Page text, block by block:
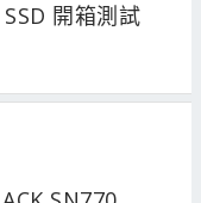
開箱測試